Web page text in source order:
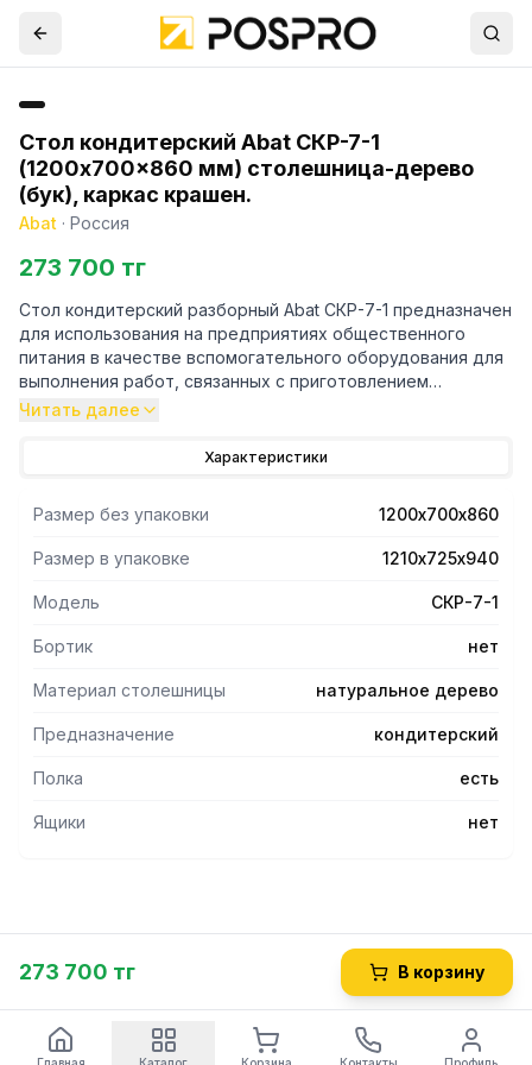
Стол кондитерский Abat СКР-7-1
(1200x700x860 мм) столешница-дерево
(бук), каркас крашен.
Abat · Россия
273 700 тг
Стол кондитерский разборный Abat СКР-7-1 предназначен
для использования на предприятиях общественного
питания в качестве вспомогательного оборудования для
выполнения работ, связанных с приготовлением
кулинарных и мучных изделий. Столешница выполнена из
окрашенной порошковой краской выдерживает большие
нагрузка на столешницу 100 кг, на полку - 50 кг.
Читать далее
Характеристики
Размер без упаковки 1200х700х860
Размер в упаковке 1210х725х940
Модель СКР-7-1
Бортик нет
Материал столешницы натуральное дерево
Предназначение кондитерский
Полка есть
Ящики нет
273 700 тг В корзину
Главная Каталог Корзина Контакты Профиль